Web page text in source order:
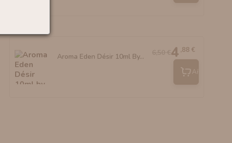
Aroma Eden Désir 10ml By... 4 ,88 €
Añadir